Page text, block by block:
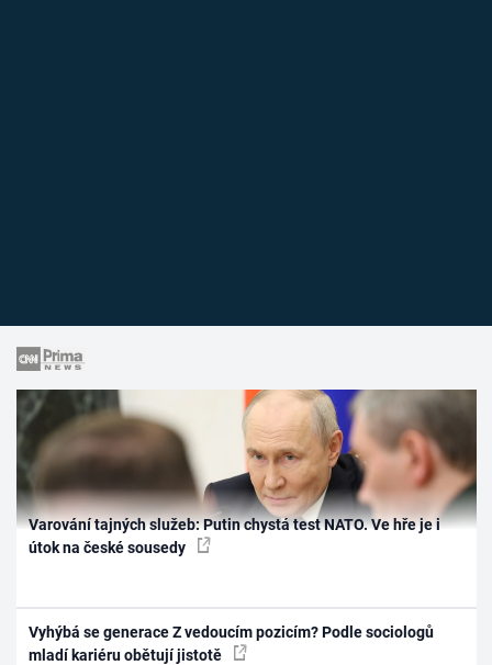
Varování tajných služeb: Putin chystá test NATO. Ve hře je i
útok na české sousedy
Vyhýbá se generace Z vedoucím pozicím? Podle sociologů
mladí kariéru obětují jistotě